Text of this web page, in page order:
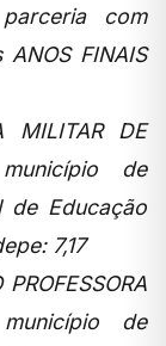
com
FINAIS
MILITAR DE
de
de Educação
7,17
de